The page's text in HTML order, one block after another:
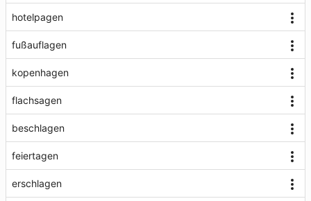
hotelpagen
fußauflagen
kopenhagen
flachsagen
beschlagen
feiertagen
erschlagen